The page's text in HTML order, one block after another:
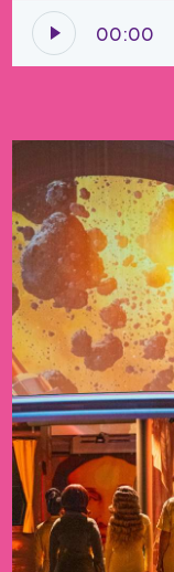
Audio-
Player
00:00